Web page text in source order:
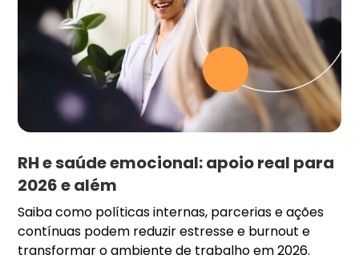
RH e saúde emocional: apoio real para
2026 e além
Saiba como políticas internas, parcerias e ações
contínuas podem reduzir estresse e burnout e
transformar o ambiente de trabalho em 2026.